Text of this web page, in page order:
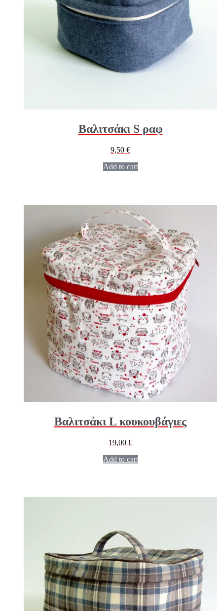
Βαλιτσάκι S ραφ
9,50 €
Add to cart
Βαλιτσάκι L κουκουβάγιες
19,00 €
Add to cart